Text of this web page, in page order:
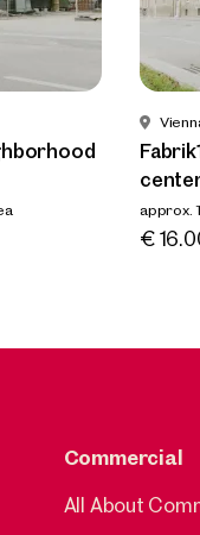
€
approx.
€
Commercial
All About